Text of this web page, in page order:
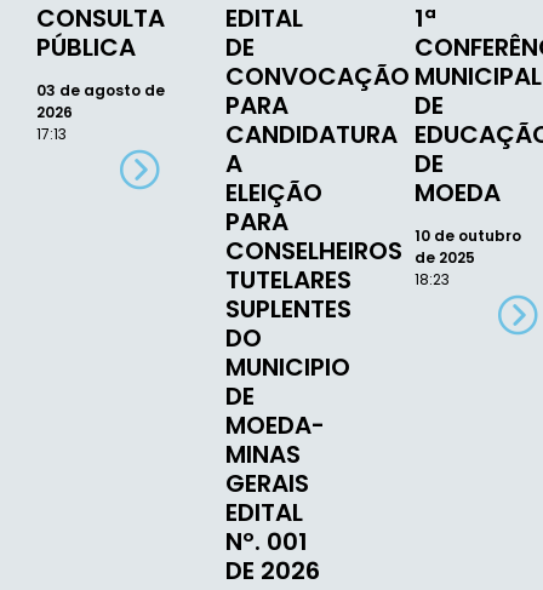
CONSULTA
PÚBLICA
03 de agosto de
2026
17:13
EDITAL
DE
CONVOCAÇÃO
PARA
CANDIDATURA
A
ELEIÇÃO
PARA
CONSELHEIROS
TUTELARES
SUPLENTES
DO
MUNICIPIO
DE
MOEDA-
MINAS
GERAIS
EDITAL
Nº. 001
DE 2026
1ª
MUNICIPAL
DE
DE
MOEDA
10 de outubro
de 2025
18:23